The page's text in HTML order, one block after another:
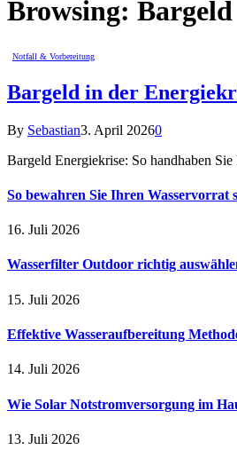
Browsing:
Notfall & Vorbereitung
Bargeld in der
By Sebastian3. April 20260
Bargeld Energiekrise: So handhaben
So bewahren Sie Ihren Wasservorrat
16. Juli 2026
Wasserfilter Outdoor richtig
15. Juli 2026
Effektive Wasseraufbereitung
14. Juli 2026
Wie Solar Notstromversorgung im
13. Juli 2026